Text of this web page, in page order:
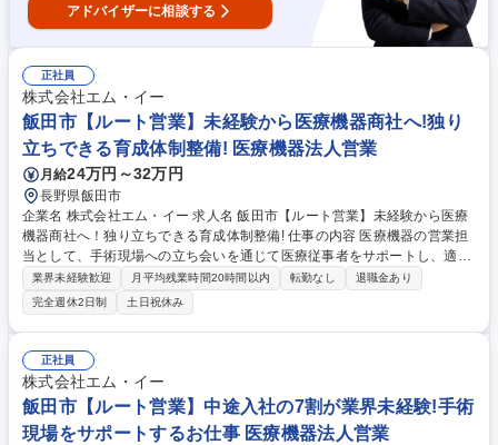
知識は入社後習得可!
アドバイザーに相談する
正社員
株式会社エム・イー
飯田市【ルート営業】未経験から医療機器商社へ!独り
立ちできる育成体制整備! 医療機器法人営業
月給24万円～32万円
長野県飯田市
企業名 株式会社エム・イー 求人名 飯田市【ルート営業】未経験から医療
機器商社へ！独り立ちできる育成体制整備! 仕事の内容 医療機器の営業担
当として、手術現場への立ち会いを通じて医療従事者をサポートし、適切
な機器の提案・使用方法の説明を行います。まずは、半年間知識習得を
し、難易度の低い分野から担当をお任せします。 【入社後について】入社
～2週間：座学で医療業界の基礎知識を習得 入社3週間～6ヶ月：OJTやメ
ーカー勉強会で実務スキルを習得。3ヶ月ごとに知識確認のテストを実施
入社後6ヶ月～1年：先輩から担当病院を引継ぎ、独り立ち。 【評価制
度】当社では顧客との信頼関係を大切にしているため、営業の成果とプロ
セスの両面から評価し、結果が昇給に反映される仕組みになっています。
募集職種 飯田市【ルート営業】未経験から医療機器商社へ！独り立ちでき
る育成体制整備!
業界未経験歓迎 月平均残業時間20時間以内 転勤なし
退職金あり
完全週休2日制
土日祝休み
正社員
株式会社エム・イー
飯田市【ルート営業】中途入社の7割が業界未経験!手術
現場をサポートするお仕事 医療機器法人営業